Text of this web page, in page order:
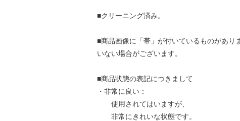
■クリーニング済み。
■商品画像に「帯」が付いているものがあり
いない場合がございます。
■商品状態の表記につきまして
・非常に良い：
使用されてはいますが、
非常にきれいな状態です。